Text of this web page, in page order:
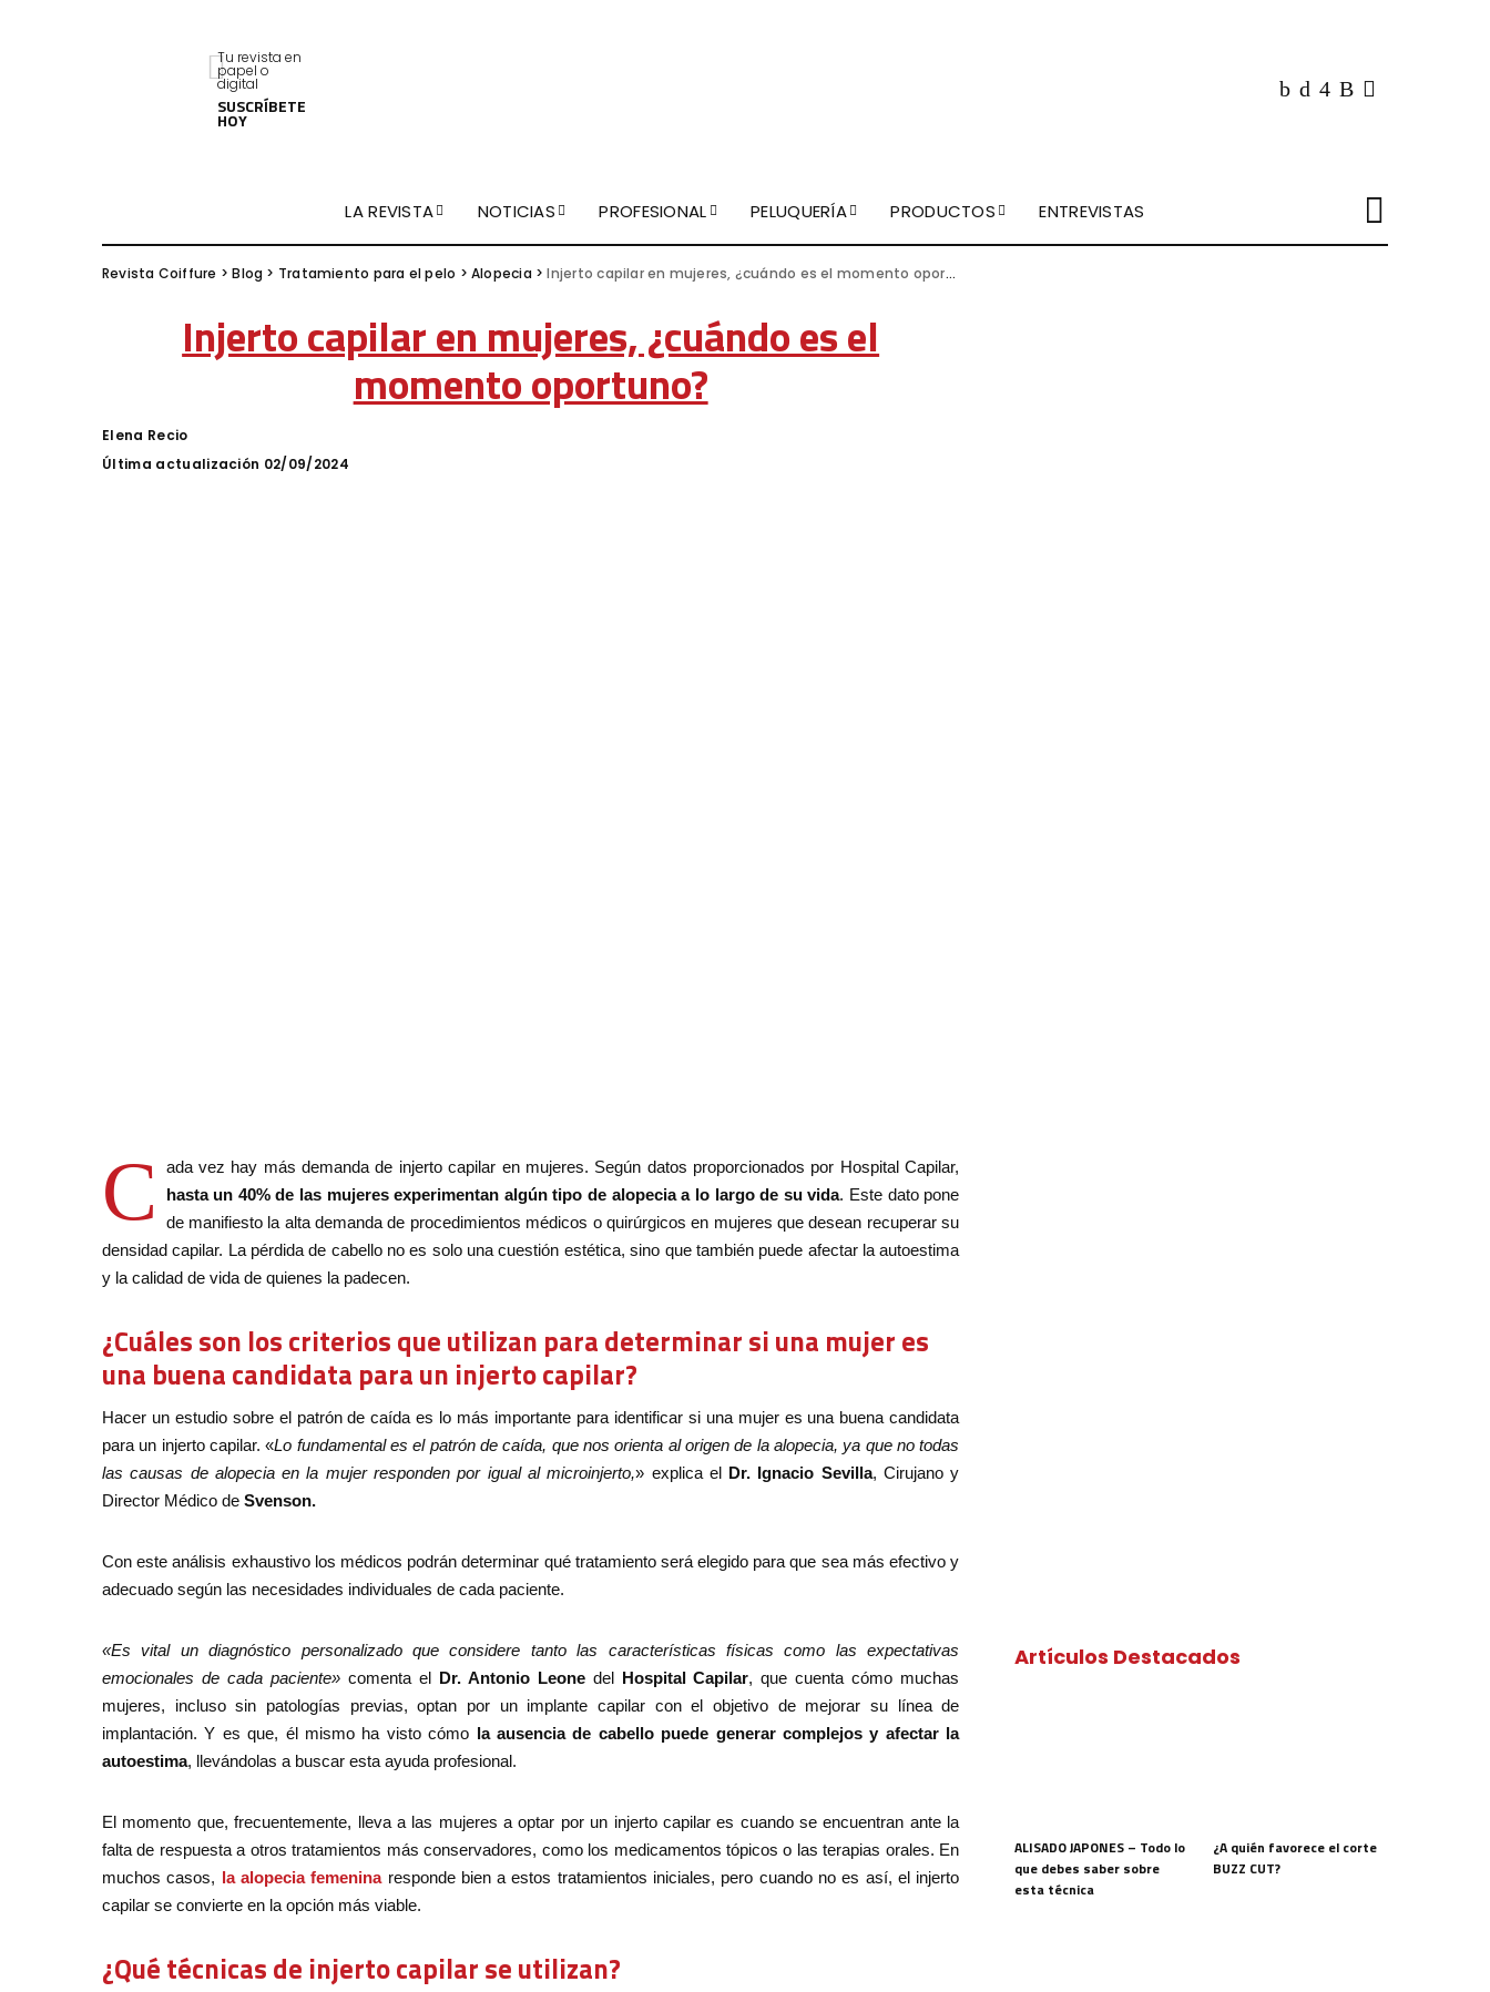
Tu revista en
papel o
digital
SUSCRÍBETE
HOY
LA REVISTA NOTICIAS PROFESIONAL PELUQUERÍA PRODUCTOS ENTREVISTAS
Revista Coiffure >Blog > Tratamiento para el pelo > Alopecia >Injerto capilar en mujeres, ¿cuándo es el momento oportuno?
Injerto capilar en mujeres, ¿cuándo es el
momento oportuno?
Posted
by
Elena Recio
Última actualización 02/09/2024
C
ada vez hay más demanda de injerto capilar en mujeres. Según datos proporcionados por Hospital Capilar,
hasta un 40% de las mujeres experimentan algún tipo de alopecia a lo largo de su vida. Este dato pone
de manifiesto la alta demanda de procedimientos médicos o quirúrgicos en mujeres que desean recuperar su
densidad capilar. La pérdida de cabello no es solo una cuestión estética, sino que también puede afectar la autoestima
y la calidad de vida de quienes la padecen.
¿Cuáles son los criterios que utilizan para determinar si una mujer es
una buena candidata para un injerto capilar?
Hacer un estudio sobre el patrón de caída es lo más importante para identificar si una mujer es una buena candidata
para un injerto capilar. «Lo fundamental es el patrón de caída, que nos orienta al origen de la alopecia, ya que no todas
las causas de alopecia en la mujer responden por igual al microinjerto,» explica el Dr. Ignacio Sevilla, Cirujano y
Director Médico de Svenson.
Con este análisis exhaustivo los médicos podrán determinar qué tratamiento será elegido para que sea más efectivo y
adecuado según las necesidades individuales de cada paciente.
«Es vital un diagnóstico personalizado que considere tanto las características físicas como las expectativas
emocionales de cada paciente»comenta el Dr. Antonio Leonedel Hospital Capilar, que cuenta cómo muchas
mujeres, incluso sin patologías previas, optan por un implante capilar con el objetivo de mejorar su línea de
implantación. Y es que, él mismo ha visto cómo la ausencia de cabello puede generar complejos y afectar la
autoestima, llevándolas a buscar esta ayuda profesional.
El momento que, frecuentemente, lleva a las mujeres a optar por un injerto capilar es cuando se encuentran ante la
falta de respuesta a otros tratamientos más conservadores, como los medicamentos tópicos o las terapias orales. En
muchos casos, la alopecia femenina responde bien a estos tratamientos iniciales, pero cuando no es así, el injerto
capilar se convierte en la opción más viable.
¿Qué técnicas de injerto capilar se utilizan?
Artículos Destacados
ALISADO JAPONES – Todo lo
que debes saber sobre
esta técnica
¿A quién favorece el corte
BUZZ CUT?